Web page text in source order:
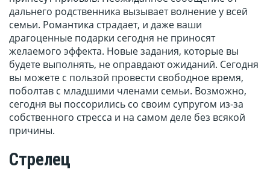
дальнего родственника вызывает волнение у всей
семьи. Романтика страдает, и даже ваши
драгоценные подарки сегодня не приносят
желаемого эффекта. Новые задания, которые вы
будете выполнять, не оправдают ожиданий. Сегодня
вы можете с пользой провести свободное время,
поболтав с младшими членами семьи. Возможно,
сегодня вы поссорились со своим супругом из-за
собственного стресса и на самом деле без всякой
причины.
Стрелец